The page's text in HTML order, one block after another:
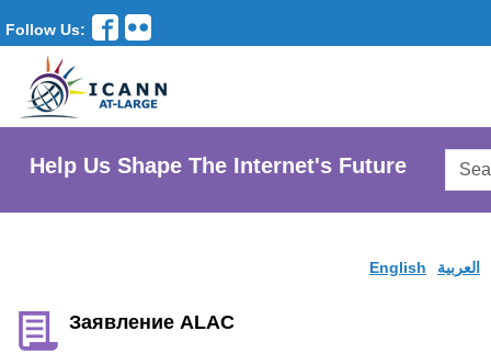
Follow Us:
Help Us Shape The Internet's Future
English العربية
Заявление ALAC